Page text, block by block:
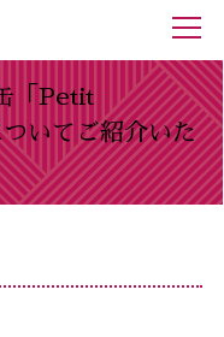
「Petit
いてご紹介いた